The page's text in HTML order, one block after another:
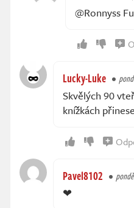
@Ronnyss
Lucky-Luke
Skvělých 90
knížkách
Pavel8102
❤